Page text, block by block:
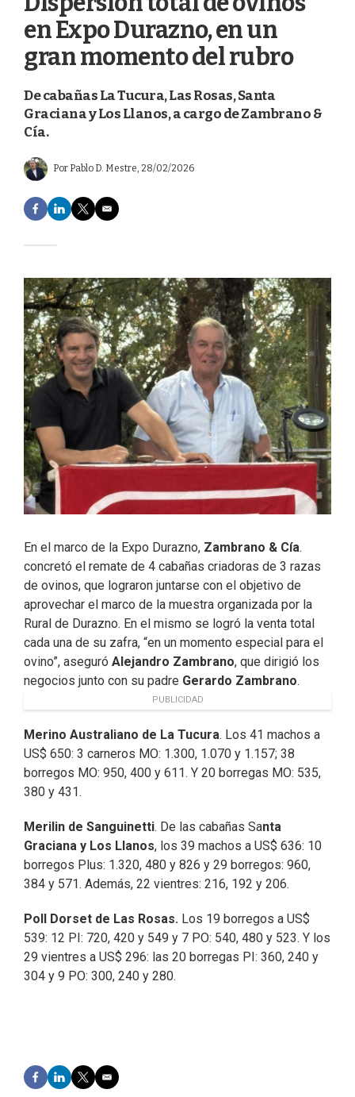
en Expo Durazno, en un
gran momento del rubro
De cabañas La Tucura, Las Rosas, Santa
Graciana y Los Llanos, a cargo de Zambrano &
Cía.
Por Pablo D. Mestre, 28/02/2026
F
a
e
o
o
k
L
i
d
I
n
T
w
e
r
E
m
En el marco de la Expo Durazno, Zambrano & Cía.
concretó el remate de 4 cabañas criadoras de 3 razas
de ovinos, que lograron juntarse con el objetivo de
aprovechar el marco de la muestra organizada por la
Rural de Durazno. En el mismo se logró la venta total
cada una de su zafra, “en un momento especial para el
ovino”, aseguró Alejandro Zambrano, que dirigió los
negocios junto con su padre Gerardo Zambrano.
PUBLICIDAD
Merino Australiano de La Tucura. Los 41 machos a
US$ 650: 3 carneros MO: 1.300, 1.070 y 1.157; 38
borregos MO: 950, 400 y 611. Y 20 borregas MO: 535,
380 y 431.
Merilin de Sanguinetti. De las cabañas Santa
Graciana y Los Llanos, los 39 machos a US$ 636: 10
borregos Plus: 1.320, 480 y 826 y 29 borregos: 960,
384 y 571. Además, 22 vientres: 216, 192 y 206.
Poll Dorset de Las Rosas. Los 19 borregos a US$
539: 12 PI: 720, 420 y 549 y 7 PO: 540, 480 y 523. Y los
29 vientres a US$ 296: las 20 borregas PI: 360, 240 y
304 y 9 PO: 300, 240 y 280.
F
a
L
i
T
w
E
m